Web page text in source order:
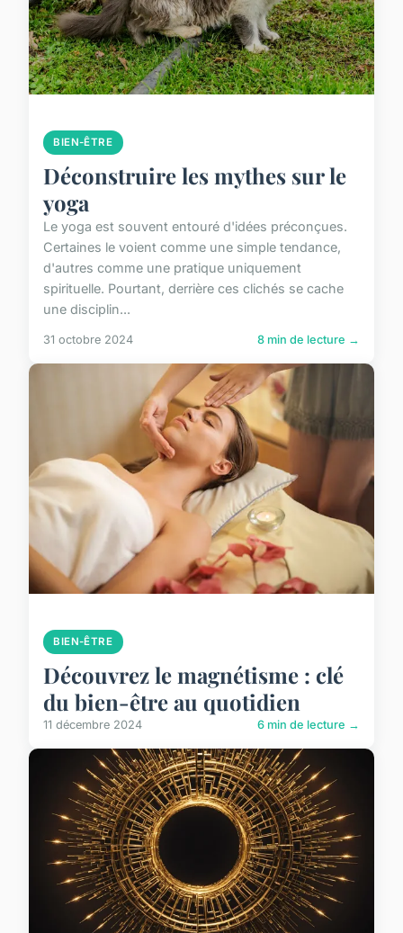
BIEN-ÊTRE
Déconstruire les mythes sur le
yoga
Le yoga est souvent entouré d'idées préconçues.
Certaines le voient comme une simple tendance,
d'autres comme une pratique uniquement
spirituelle. Pourtant, derrière ces clichés se cache
une disciplin...
31 octobre 2024 8 min de lecture →
BIEN-ÊTRE
Découvrez le magnétisme : clé
du bien-être au quotidien
11 décembre 2024 6 min de lecture →